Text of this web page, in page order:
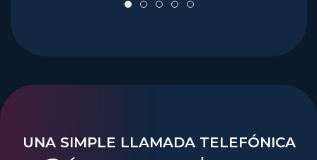
UNA SIMPLE LLAMADA TELEFÓNICA